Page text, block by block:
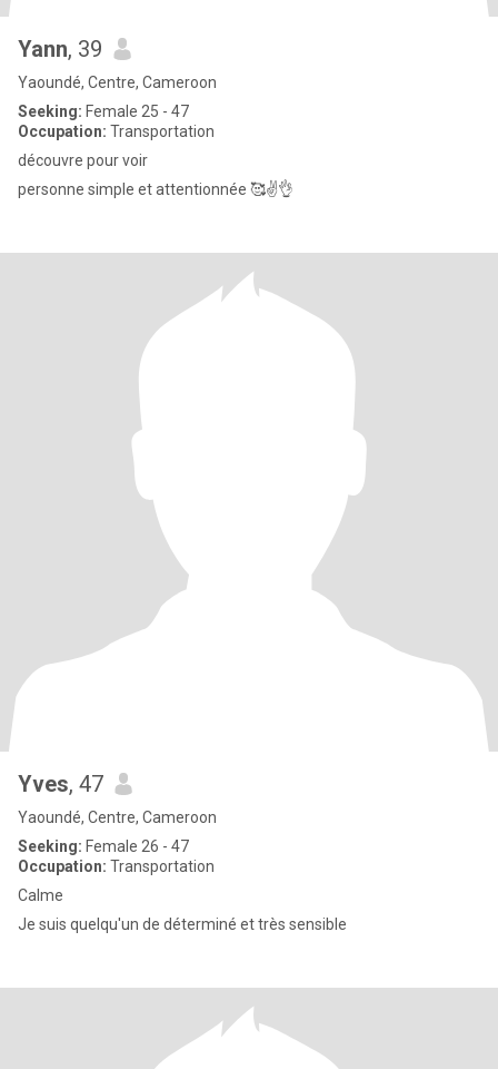
Yann, 39
Yaoundé, Centre, Cameroon
Seeking: Female 25 - 47
Occupation: Transportation
découvre pour voir
personne simple et attentionnée 🥰✌👌
Yves, 47
Yaoundé, Centre, Cameroon
Seeking: Female 26 - 47
Occupation: Transportation
Calme
Je suis quelqu'un de déterminé et très sensible